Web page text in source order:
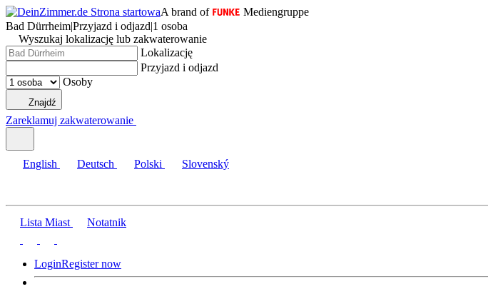
A brand of
Mediengruppe
Bad Dürrheim|Przyjazd i odjazd|1 osoba
Wyszukaj lokalizację lub zakwaterowanie
Lokalizację
Przyjazd i odjazd
Osoby
Znajdź
Zareklamuj zakwaterowanie
English Deutsch Polski Slovenský
Lista Miast Notatnik
LoginRegister now